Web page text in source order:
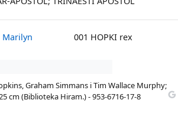
Marilyn 001 HOPKI rex
Graham Simmans i Tim Wallace Murphy;
cm (Biblioteka Hiram.) - 953-6716-17-8